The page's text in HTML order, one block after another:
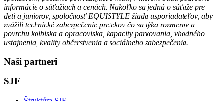
informácie o súťažiach a cenách. Nakoľko sa jedná o súťaže pre
deti a juniorov, spoločnosť EQUISTYLE žiada usporiadateľov, aby
zvážili technické zabezpečenie pretekov čo sa týka rozmerov a
povrchu kolbiska a opracoviska, kapacity parkovania, vhodného
ustajnenia, kvality občerstvenia a sociálneho zabezpečenia.
Naši partneri
SJF